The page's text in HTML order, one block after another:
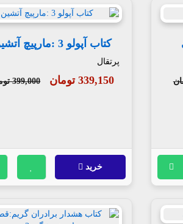
کتاب آپولو 3 :مارپیچ آتشین
پرتقال
339,150 تومان 399,000 تومان
خرید